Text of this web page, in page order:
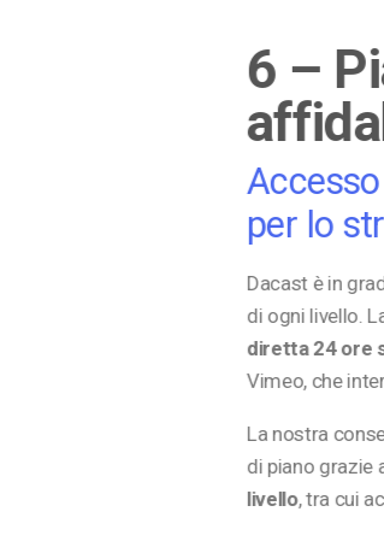
6 –
per lo
Dacast è in
di ogni livello.
diretta 24 ore
Vimeo, che
La nostra
di piano grazie
livello, tra cui